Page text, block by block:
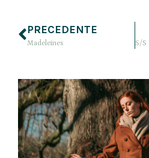
PRECEDENTE
Madeleines